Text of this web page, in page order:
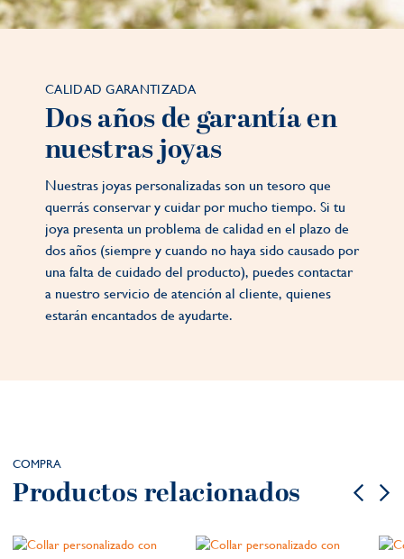
CALIDAD GARANTIZADA
Dos años de garantía en
nuestras joyas
Nuestras joyas personalizadas son un tesoro que
querrás conservar y cuidar por mucho tiempo. Si tu
joya presenta un problema de calidad en el plazo de
dos años (siempre y cuando no haya sido causado por
una falta de cuidado del producto), puedes contactar
a nuestro servicio de atención al cliente, quienes
estarán encantados de ayudarte.
COMPRA
Productos relacionados